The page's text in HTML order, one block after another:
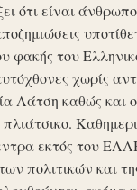
ότι είναι
φακής του
χωρίς
Λάτση καθώς
εκτός του
πολιτικών και